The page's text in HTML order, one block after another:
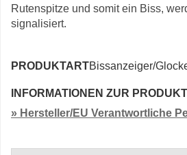
Rutenspitze und somit ein Biss,
signalisiert.
PRODUKTARTBissanzeiger/
INFORMATIONEN ZUR
» Hersteller/EU Verantwortliche